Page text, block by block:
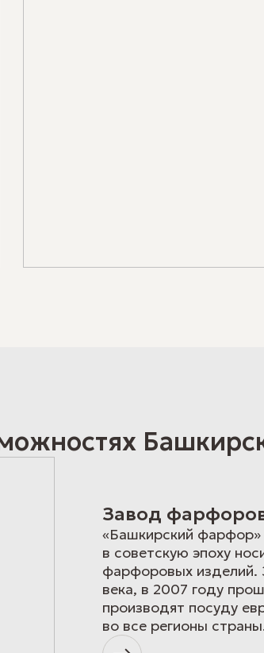
Завод
«Башкирский
в советскую эпоху
фарфоровых изделий.
века, в 2007 году
производят посуду
во все регионы